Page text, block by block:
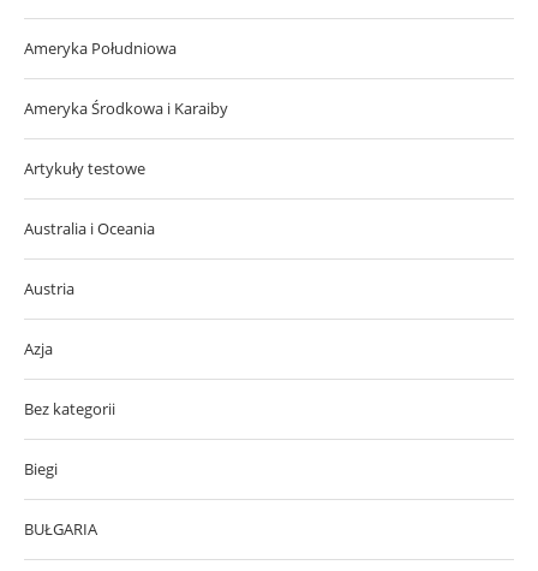
Ameryka Południowa
Ameryka Środkowa i Karaiby
Artykuły testowe
Australia i Oceania
Austria
Azja
Bez kategorii
Biegi
BUŁGARIA